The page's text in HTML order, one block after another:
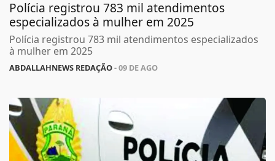
Polícia registrou 783 mil atendimentos
especializados à mulher em 2025
Polícia registrou 783 mil atendimentos especializados
à mulher em 2025
ABDALLAHNEWS REDAÇÃO- 09 DE AGO